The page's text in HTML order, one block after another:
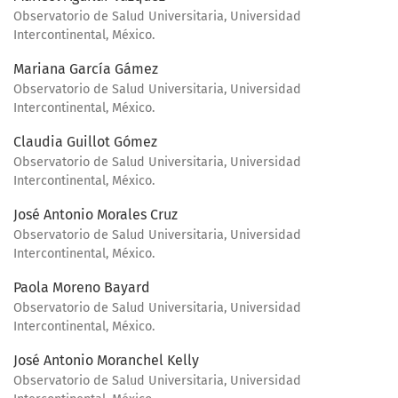
Observatorio de Salud Universitaria, Universidad
Intercontinental, México.
Mariana García Gámez
Observatorio de Salud Universitaria, Universidad
Intercontinental, México.
Claudia Guillot Gómez
Observatorio de Salud Universitaria, Universidad
Intercontinental, México.
José Antonio Morales Cruz
Observatorio de Salud Universitaria, Universidad
Intercontinental, México.
Paola Moreno Bayard
Observatorio de Salud Universitaria, Universidad
Intercontinental, México.
José Antonio Moranchel Kelly
Observatorio de Salud Universitaria, Universidad